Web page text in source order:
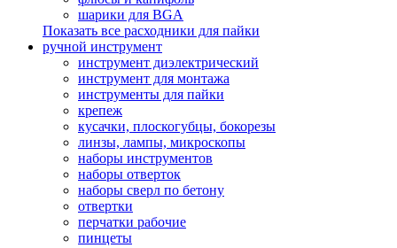
шарики для BGA
Показать все расходники для пайки
ручной инструмент
инструмент диэлектрический
инструмент для монтажа
инструменты для пайки
крепеж
кусачки, плоскогубцы, бокорезы
линзы, лампы, микроскопы
наборы инструментов
наборы отверток
наборы сверл по бетону
отвертки
перчатки рабочие
пинцеты